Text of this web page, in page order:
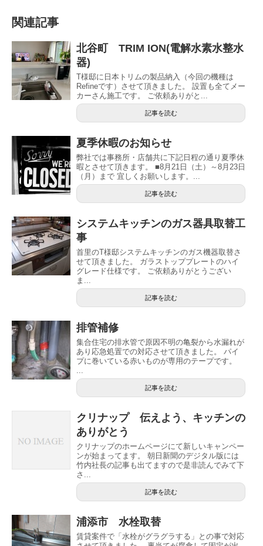
関連記事
北谷町 TRIM ION(電解水素水整水
器)
T様邸に日本トリムの製品納入（今回の機種は
Refineです）させて頂きました。 設置も全てメー
カーさん施工です。 ご依頼ありがと...
記事を読む
夏季休暇のお知らせ
弊社では事務所・店舗共に下記日程の通り夏季休
暇とさせて頂きます。 ■8月21日（土）～8月23日
（月）まで 宜しくお願いします。...
記事を読む
システムキッチンのガス器具取替工
事
首里のT様邸システムキッチンのガス機器取替さ
せて頂きました。 ガラストッププレートのハイ
グレード仕様です。 ご依頼ありがとうござい
ま...
記事を読む
排管補修
集合住宅の排水管で原因不明の亀裂から水漏れが
あり応急処置での対応させて頂きました。 パイ
プに巻いている赤いものが専用のテープです。
記事を読む
クリナップ 伝えよう、キッチンの
ありがとう
クリナップのホームページにて新しいキャンペー
ンが始まってます。 朝日新聞のデジタル版には
竹内社長の記事も出てますので是非読んでみて下
さ...
記事を読む
浦添市 水栓取替
賃貸案件で「水栓がグラグラする」との事で対応